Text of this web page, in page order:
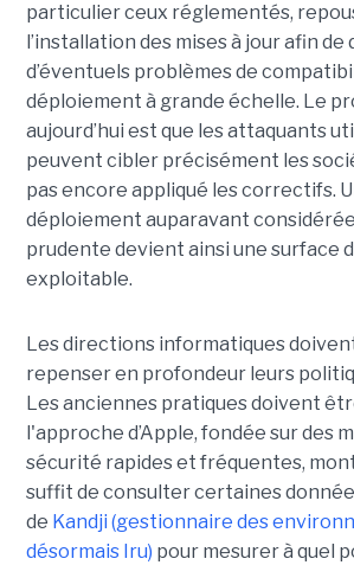
particulier ceux réglementés,
l’installation des mises à jour afin
d’éventuels problèmes de
déploiement à grande échelle. Le
aujourd’hui est que les attaquants
peuvent cibler précisément les
pas encore appliqué les correctifs.
déploiement auparavant
prudente devient ainsi une surface
exploitable.
Les directions informatiques
repenser en profondeur leurs
Les anciennes pratiques doivent
l'approche d’Apple, fondée sur des
sécurité rapides et fréquentes,
suffit de consulter certaines
de Kandji (gestionnaire des
désormais Iru) pour mesurer à quel